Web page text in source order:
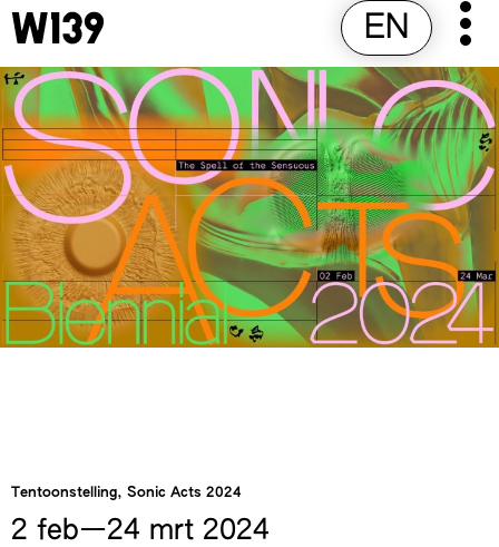
Skip
to
content
EN
Tentoonstelling, Sonic Acts 2024
2 feb—​24 mrt 2024